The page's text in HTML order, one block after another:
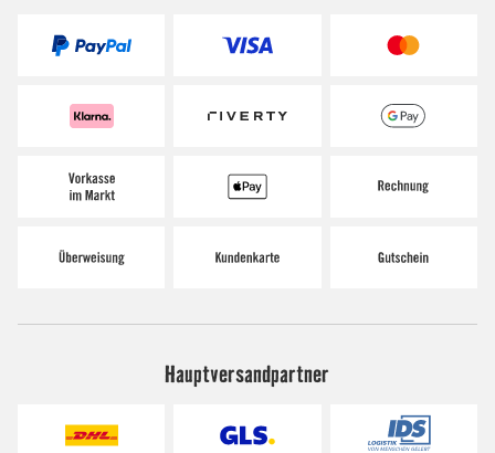
Hauptversandpartner